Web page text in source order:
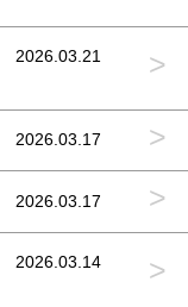
2026.03.21 >
2026.03.17 >
2026.03.17 >
2026.03.14 >